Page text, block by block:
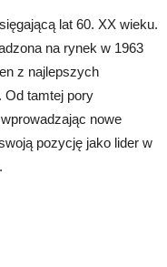
lat 60. XX wieku.
na rynek w 1963
z najlepszych
Od tamtej pory
nowe
pozycję jako lider w